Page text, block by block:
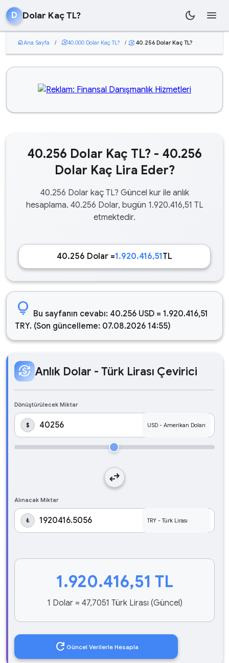
D Dolar Kaç TL? dark_mode menu
homeAna Sayfa / currency_exchange40.000 Dolar Kaç TL? / currency_exchange 40.256 Dolar Kaç TL?
40.256 Dolar Kaç TL? - 40.256
Dolar Kaç Lira Eder?
40.256 Dolar kaç TL? Güncel kur ile anlık
hesaplama. 40.256 Dolar, bugün 1.920.416,51 TL
etmektedir.
40.256 Dolar =1.920.416,51TL
lightbulb Bu sayfanın cevabı: 40.256 USD = 1.920.416,51
TRY. (Son güncelleme: 07.08.2026 14:55)
currency_exchange Anlık Dolar - Türk Lirası Çevirici
Dönüştürülecek Miktar
$
swap_horiz
Alınacak Miktar
₺
1.920.416,51 TL
1 Dolar = 47,7051 Türk Lirası (Güncel)
refresh Güncel Verilerle Hesapla